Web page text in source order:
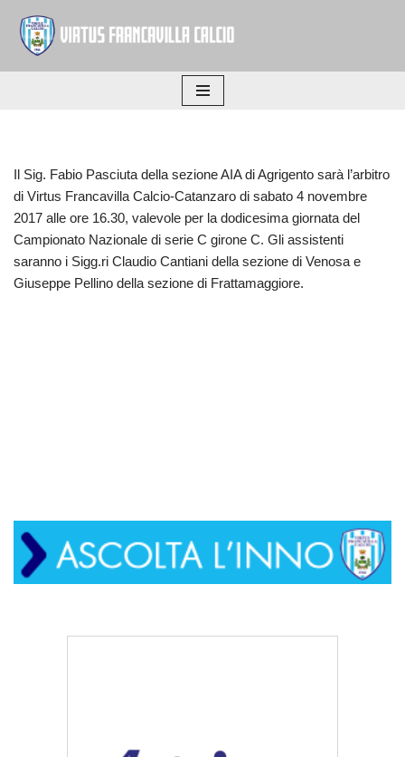
Vai
al
Il Sig. Fabio Pasciuta della sezione AIA di Agrigento sarà l’arbitro
di Virtus Francavilla Calcio-Catanzaro di sabato 4 novembre
2017 alle ore 16.30, valevole per la dodicesima giornata del
Campionato Nazionale di serie C girone C. Gli assistenti
saranno i Sigg.ri Claudio Cantiani della sezione di Venosa e
Giuseppe Pellino della sezione di Frattamaggiore.